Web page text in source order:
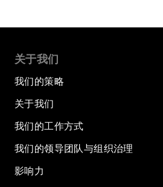
关于我们
我们的策略
关于我们
我们的工作方式
我们的领导团队与组织治理
影响力